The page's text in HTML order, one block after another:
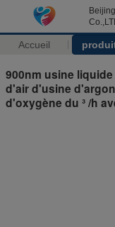
Accueil
900nm usine
d'air d'usine
d'oxygène du ³ /h